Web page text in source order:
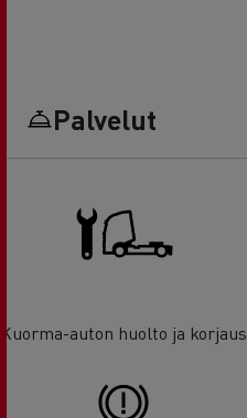
Palvelut
Kuorma-auton huolto ja korjaus